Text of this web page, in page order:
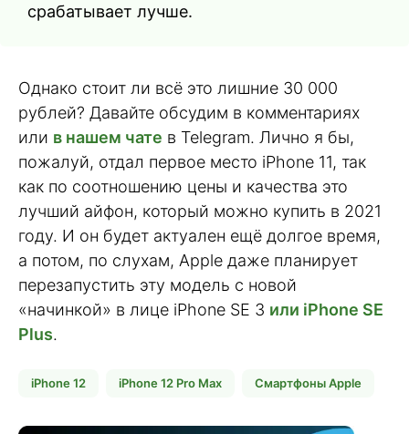
срабатывает лучше.
Однако стоит ли всё это лишние 30 000
рублей? Давайте обсудим в комментариях
или в нашем чате в Telegram. Лично я бы,
пожалуй, отдал первое место iPhone 11, так
как по соотношению цены и качества это
лучший айфон, который можно купить в 2021
году. И он будет актуален ещё долгое время,
а потом, по слухам, Apple даже планирует
перезапустить эту модель с новой
«начинкой» в лице iPhone SE 3 или iPhone SE
Plus.
iPhone 12 iPhone 12 Pro Max Смартфоны Apple